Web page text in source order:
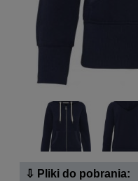
⇩ Pliki do pobrania: